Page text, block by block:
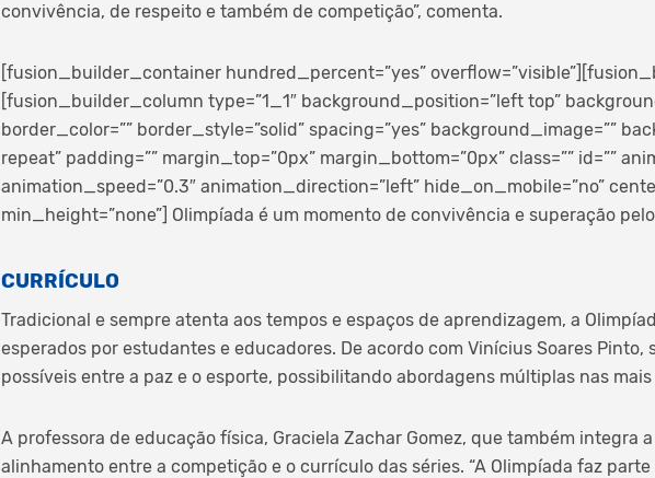
convivência, de respeito e também de competição”, comenta.
[fusion_builder_container hundred_percent=”yes”
[fusion_builder_column type=”1_1″ background_position=”left top”
border_color=”” border_style=”solid” spacing=”yes” background_image=””
repeat” padding=”” margin_top=”0px” margin_bottom=”0px” class=”” id=””
animation_speed=”0.3″ animation_direction=”left” hide_on_mobile=”no”
min_height=”none”] Olimpíada é um momento de convivência e superação
CURRÍCULO
Tradicional e sempre atenta aos tempos e espaços de aprendizagem, a
esperados por estudantes e educadores. De acordo com Vinícius Soares Pinto,
possíveis entre a paz e o esporte, possibilitando abordagens múltiplas nas
A professora de educação física, Graciela Zachar Gomez, que também integra
alinhamento entre a competição e o currículo das séries. “A Olimpíada faz